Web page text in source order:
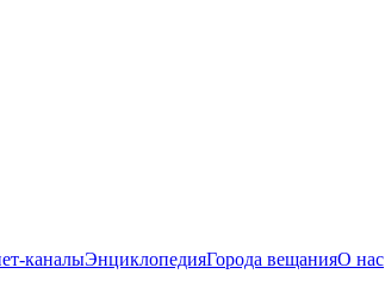
каналыЭнциклопедияГорода вещанияО нас